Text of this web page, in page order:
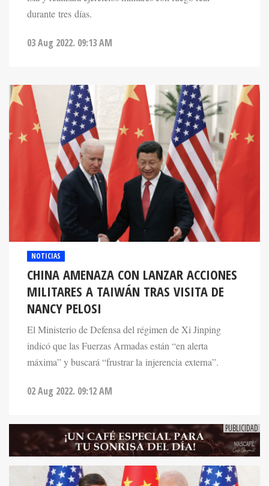
durante tres días.
03 Aug 2022. 09:13 AM
NOTICIAS
CHINA AMENAZA CON LANZAR ACCIONES
MILITARES A TAIWÁN TRAS VISITA DE
NANCY PELOSI
El Ministerio de Defensa del régimen de Xi Jinping
indicó que las Fuerzas Armadas están “en alerta
máxima” y buscará “frustrar la injerencia externa”.
02 Aug 2022. 09:12 AM